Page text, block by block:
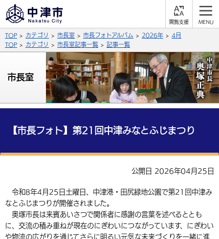
支
背景色
青 白
文字の大きさ
拡大 標準 縮小
言語を選択
英語（English） 中国語（簡体字）
中国語（繁体字） 韓国語（한국어）
公式SNS
X (Twitter) YouTube
サイト内検索
総合メニュー
保険・年金
福祉・介護 健康・予防
環境・衛生 生涯学習・スポーツ・人権
入札・契約 産業・雇用
農林水産業 税金
都市整備
子育て・教育
施設情報 子どもを預ける
手当・助成
観光・移住
観光なび スポットを探す
市政情報
TOP カテゴリ 市長室 市長フォトアルバム 2026年
4月
TOP
カテゴリ 市長室記事一覧 記事一覧
市長室
【市長フォト】第21回中津みなとふじまつり
公開日 2026年04月25日
令和8年4月25日土曜日、中津港・田尻緑地公園で第21回中津み
なとふじまつりが開催されました。
奥塚市長は来賓あいさつで関係者に感謝の言葉を述べるととも
に、交流の積み重ねが現在のにぎわいにつながっています、にぎわい
や物流の広がりを通じてさらに明るい元気な未来づくりを一緒に進